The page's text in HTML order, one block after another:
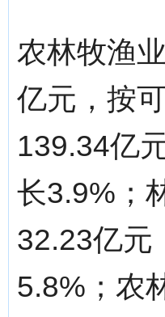
农林牧渔
亿元，按
139.34亿
长3.9%；
32.23亿元
5.8%；农